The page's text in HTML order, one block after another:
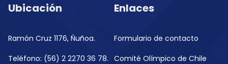
Ubicación
Ramón Cruz 1176, Ñuñoa.
Teléfono: (56) 2 2270 36 78.
Enlaces
Formulario de contacto
Comité Olímpico de Chile